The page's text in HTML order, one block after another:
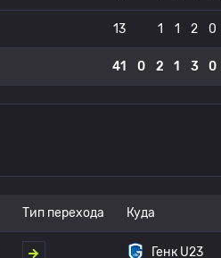
13 1 1 2 0
41 0 2 1 3 0
Тип перехода Куда
Генк U23